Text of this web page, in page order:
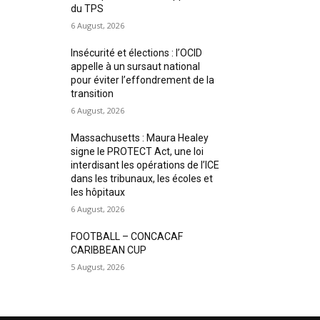
du TPS
6 August, 2026
Insécurité et élections : l’OCID
appelle à un sursaut national
pour éviter l’effondrement de la
transition
6 August, 2026
Massachusetts : Maura Healey
signe le PROTECT Act, une loi
interdisant les opérations de l’ICE
dans les tribunaux, les écoles et
les hôpitaux
6 August, 2026
FOOTBALL – CONCACAF
CARIBBEAN CUP
5 August, 2026